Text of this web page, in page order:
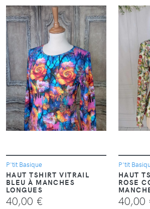
VOIR
P'tit Basique
HAUT TSHIRT VITRAIL
BLEU À MANCHES
LONGUES
40,00 €
P'tit
HAUT
ROSE
40,00